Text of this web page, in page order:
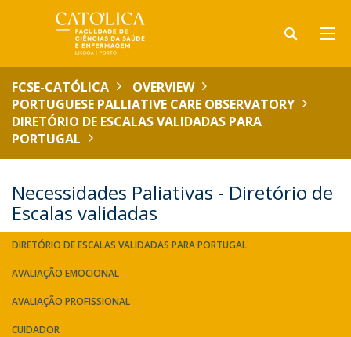
FCSE-CATÓLICA
OVERVIEW
PORTUGUESE PALLIATIVE CARE OBSERVATORY
DIRETÓRIO DE ESCALAS VALIDADAS PARA
PORTUGAL
Necessidades Paliativas - Diretório de
Escalas validadas
DIRETÓRIO DE ESCALAS VALIDADAS PARA PORTUGAL
AVALIAÇÃO EMOCIONAL
AVALIAÇÃO PROFISSIONAL
CUIDADOR